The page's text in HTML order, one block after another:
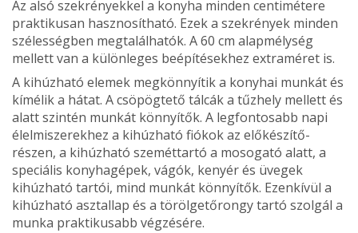
Az alsó szekrényekkel a konyha minden centimétere
praktikusan hasznosítható. Ezek a szekrények minden
szélességben megtalálhatók. A 60 cm alapmélység
mellett van a különleges beépítésekhez extraméret is.
A kihúzható elemek meg­könnyítik a konyhai munkát és
kímélik a hátat. A csöpögtető tálcák a tűzhely mellett és
alatt szintén munkát könnyítők. A legfontosabb napi
élelmi­szerekhez a kihúzható fiókok az előkészítő-
részen, a kihúz­ható szeméttartó a mosogató alatt, a
speciális konyhagépek, vágók, kenyér és üvegek
kihúzható tartói, mind munkát könnyítők. Ezenkívül a
kihúzható asztallap és a törölgetőrongy tartó szolgál a
munka praktikusabb végzésére.